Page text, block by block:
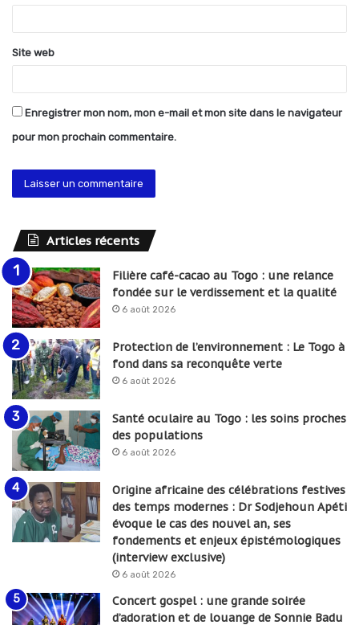
e
*
Site web
Enregistrer mon nom, mon e-mail et mon site dans le navigateur
pour mon prochain commentaire.
Articles récents
Filière café-cacao au Togo : une relance
fondée sur le verdissement et la qualité
6 août 2026
Protection de l’environnement : Le Togo à
fond dans sa reconquête verte
6 août 2026
Santé oculaire au Togo : les soins proches
des populations
6 août 2026
Origine africaine des célébrations festives
des temps modernes : Dr Sodjehoun Apéti
évoque le cas des nouvel an, ses
fondements et enjeux épistémologiques
(interview exclusive)
6 août 2026
Concert gospel : une grande soirée
d’adoration et de louange de Sonnie Badu